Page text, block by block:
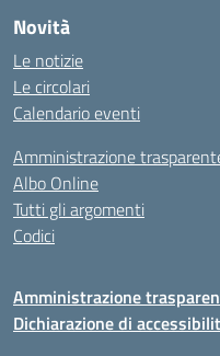
Novità
Le notizie
Le circolari
Calendario eventi
Amministrazione
Albo Online
Tutti gli argomenti
Codici
Amministrazione
Dichiarazione di